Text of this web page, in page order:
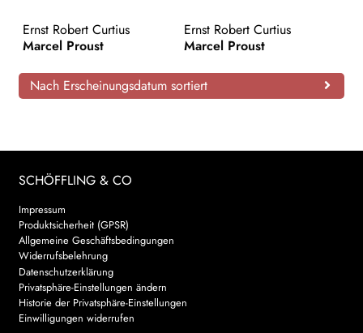
AKTUELLES
WEITERE VERLAGE
Search:
Ernst Robert Curtius
Marcel Proust
Ernst Robert Curtius
Marcel Proust
Nach Erscheinungsdatum sortiert
SCHÖFFLING & CO
Impressum
Produktsicherheit (GPSR)
Allgemeine Geschäftsbedingungen
Widerrufsbelehrung
Datenschutzerklärung
Privatsphäre-Einstellungen ändern
Historie der Privatsphäre-Einstellungen
Einwilligungen widerrufen